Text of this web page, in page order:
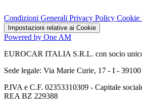
Condizioni Generali Privacy Policy Cookie
Impostazioni relative ai Cookie
Powered by One AM
EUROCAR ITALIA S.R.L. con socio
Sede legale: Via Marie Curie, 17 - I -
P.IVA e C.F. 02353310309 - Capitale
REA BZ 229388